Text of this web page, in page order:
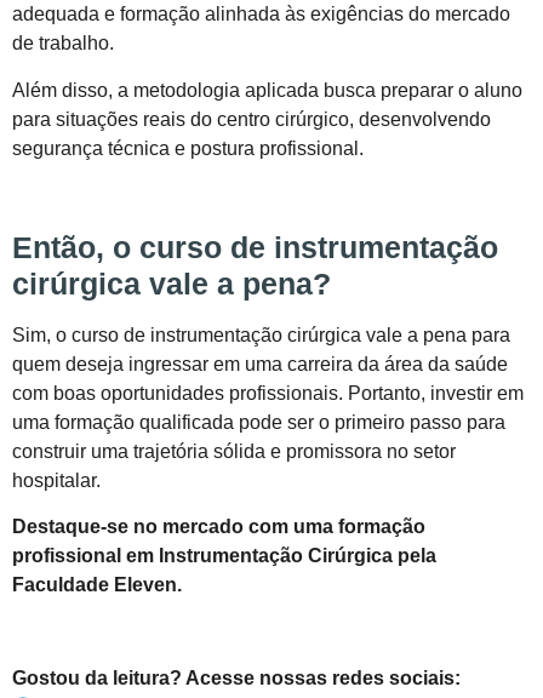
adequada e formação alinhada às exigências do mercado
de trabalho.
Além disso, a metodologia aplicada busca preparar o aluno
para situações reais do centro cirúrgico, desenvolvendo
segurança técnica e postura profissional.
Então, o curso de instrumentação
cirúrgica vale a pena?
Sim, o curso de instrumentação cirúrgica vale a pena para
quem deseja ingressar em uma carreira da área da saúde
com boas oportunidades profissionais. Portanto, investir em
uma formação qualificada pode ser o primeiro passo para
construir uma trajetória sólida e promissora no setor
hospitalar.
Destaque-se no mercado com uma formação
profissional em Instrumentação Cirúrgica pela
Faculdade Eleven.
Gostou da leitura? Acesse nossas redes sociais: